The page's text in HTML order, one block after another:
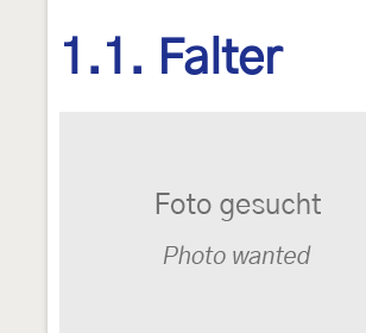
1.1. Falter